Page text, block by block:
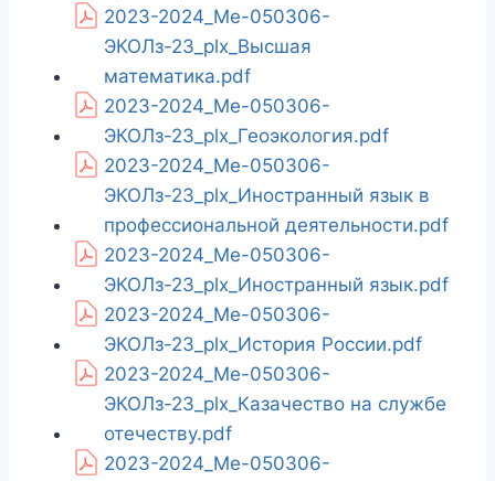
2023-2024_Ме-050306-
ЭКОЛз-23_plx_Высшая
математика.pdf
2023-2024_Ме-050306-
ЭКОЛз-23_plx_Геоэкология.pdf
2023-2024_Ме-050306-
ЭКОЛз-23_plx_Иностранный язык в
профессиональной деятельности.pdf
2023-2024_Ме-050306-
ЭКОЛз-23_plx_Иностранный язык.pdf
2023-2024_Ме-050306-
ЭКОЛз-23_plx_История России.pdf
2023-2024_Ме-050306-
ЭКОЛз-23_plx_Казачество на службе
отечеству.pdf
2023-2024_Ме-050306-